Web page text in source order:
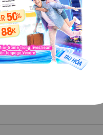
chuyến xe Giường
Xuyên Mộc - Bà Rịa-
bắt đầu từ 15:30 đến 16:30
ban ngày, buổi trưa, buổi
đi Bạc Liêu - Bạc Liêu